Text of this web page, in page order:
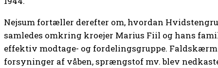
Nejsum fortæller derefter om, hvordan
samledes omkring kroejer Marius Fiil og hans
effektiv modtage- og fordelingsgruppe.
forsyninger af våben, sprængstof mv. blev